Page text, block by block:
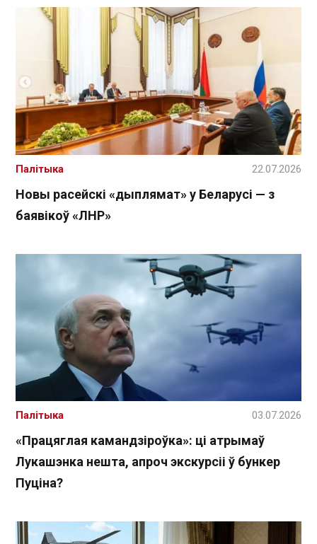
Новы расейскі «дыплямат» у Беларусі — з
баявікоў «ЛНР»
Палітыка 22.07.2026
«Працяглая камандзіроўка»: ці атрымаў
Лукашэнка нешта, апроч экскурсіі ў бункер
Пуціна?
Палітыка 03.07.2026